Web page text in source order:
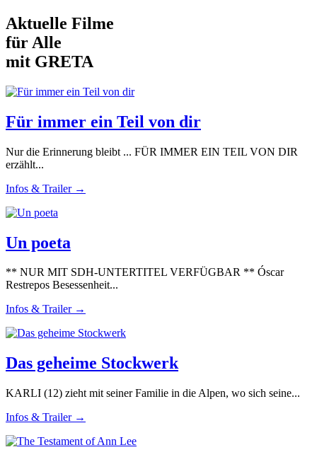
Aktuelle Filme
für Alle
mit GRETA
Für immer ein Teil von dir
Nur die Erinnerung bleibt ... FÜR IMMER EIN TEIL VON DIR
erzählt...
Infos & Trailer →
Un poeta
** NUR MIT SDH-UNTERTITEL VERFÜGBAR ** Óscar
Restrepos Besessenheit...
Infos & Trailer →
Das geheime Stockwerk
KARLI (12) zieht mit seiner Familie in die Alpen, wo sich seine...
Infos & Trailer →